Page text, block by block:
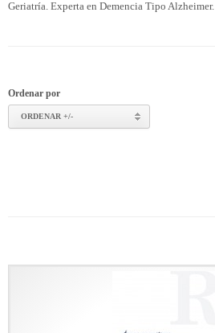
Geriatría. Experta en Demencia Tipo Alzheimer.
Ordenar por
ORDENAR +/-